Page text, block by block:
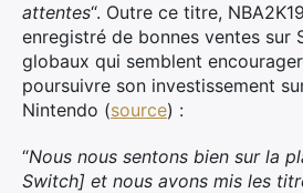
attentes“. Outre ce titre,
enregistré de bonnes ventes sur
globaux qui semblent encourager
poursuivre son investissement
Nintendo (source) :
“Nous nous sentons bien sur la
Switch] et nous avons mis les